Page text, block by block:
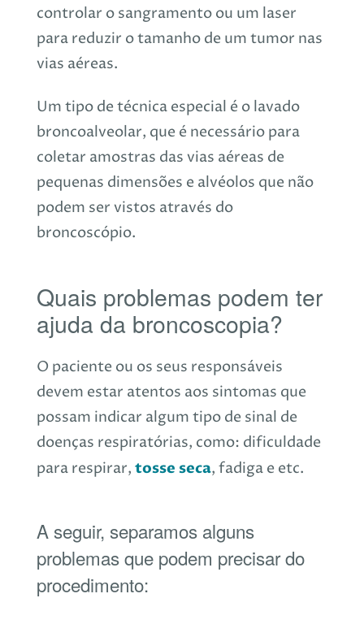
controlar o sangramento ou um laser
para reduzir o tamanho de um tumor nas
vias aéreas.
Um tipo de técnica especial é o lavado
broncoalveolar, que é necessário para
coletar amostras das vias aéreas de
pequenas dimensões e alvéolos que não
podem ser vistos através do
broncoscópio.
Quais problemas podem ter
ajuda da broncoscopia?
O paciente ou os seus responsáveis
devem estar atentos aos sintomas que
possam indicar algum tipo de sinal de
doenças respiratórias, como: dificuldade
para respirar, tosse seca, fadiga e etc.
A seguir, separamos alguns
problemas que podem precisar do
procedimento: